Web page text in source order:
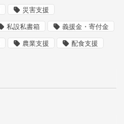
災害支援
私設私書箱 義援金・寄付金
農業支援 配食支援